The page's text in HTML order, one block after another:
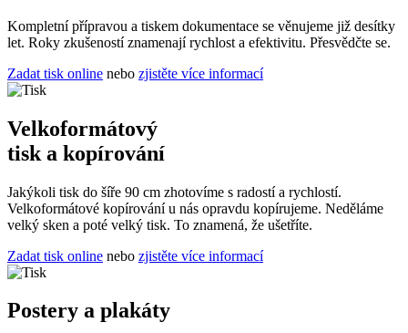
Kompletní přípravou a tiskem dokumentace se věnujeme již desítky
let. Roky zkušeností znamenají rychlost a efektivitu. Přesvědčte se.
Zadat tisk online nebo zjistěte více informací
Velkoformátový
tisk a kopírování
Jakýkoli tisk do šíře 90 cm zhotovíme s radostí a rychlostí.
Velkoformátové kopírování u nás opravdu kopírujeme. Neděláme
velký sken a poté velký tisk. To znamená, že ušetříte.
Zadat tisk online nebo zjistěte více informací
Postery a plakáty